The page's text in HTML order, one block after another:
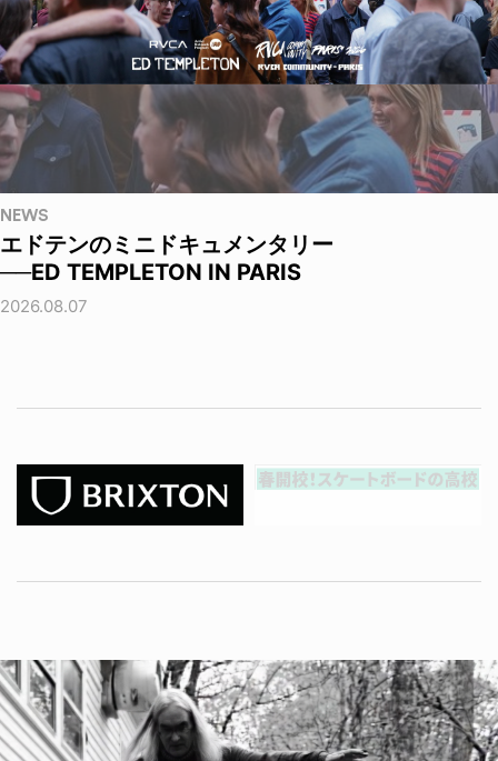
NEWS
エドテンのミニドキュメンタリー
──ED TEMPLETON IN PARIS
2026.08.07